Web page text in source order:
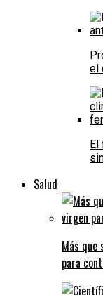
el
El
Salud
Más que
para